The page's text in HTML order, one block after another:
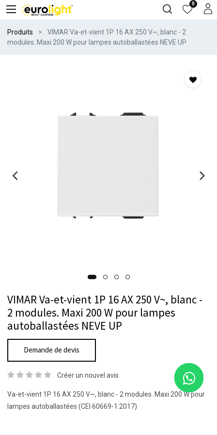
0
Produits
VIMAR Va-et-vient 1P 16 AX 250 V~, blanc - 2
modules. Maxi 200 W pour lampes autoballastées NEVE UP
VIMAR Va-et-vient 1P 16 AX 250 V~, blanc -
2 modules. Maxi 200 W pour lampes
autoballastées NEVE UP
Demande de devis
Créer un nouvel avis
Va-et-vient 1P 16 AX 250 V~, blanc - 2 modules. Maxi 200 W pour
lampes autoballastées (CEI 60669-1:2017)